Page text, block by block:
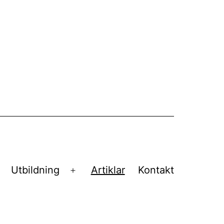
Utbildning
Öppna
Artiklar Kontakt